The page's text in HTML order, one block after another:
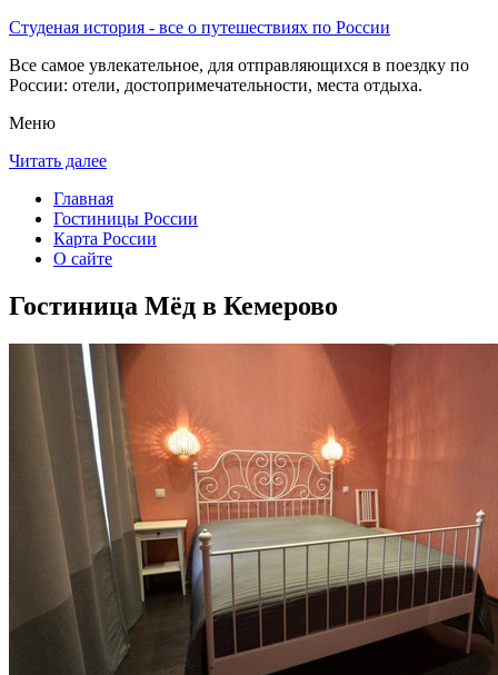
Студеная история - все о путешествиях по России
Все самое увлекательное, для отправляющихся в поездку по
России: отели, достопримечательности, места отдыха.
Меню
Читать далее
Главная
Гостиницы России
Карта России
О сайте
Гостиница Мёд в Кемерово